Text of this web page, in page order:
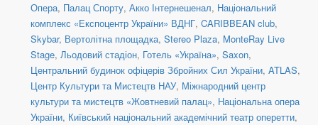
Опера, Палац Спорту, Акко Інтернешенал, Національний
комплекс «Експоцентр України» ВДНГ, CARIBBEAN club,
Skybar, Вертолітна площадка, Stereo Plaza, MonteRay Live
Stage, Льодовий стадіон, Готель «Україна», Saxon,
Центральний будинок офіцерів Збройних Сил України, ATLAS,
Центр Культури та Мистецтв НАУ, Міжнародний центр
культури та мистецтв «Жовтневий палац», Національна опера
України, Київський національний академічний театр оперетти,